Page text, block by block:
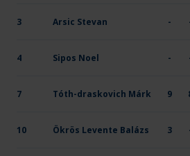
3 Arsic Stevan -
4 Sipos Noel -
7 Tóth-draskovich Márk 9
10 Ökrös Levente Balázs 3